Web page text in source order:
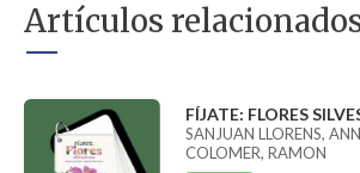
Artículos
FÍJATE: FLORES
SANJUAN LLORENS,
COLOMER, RAMON